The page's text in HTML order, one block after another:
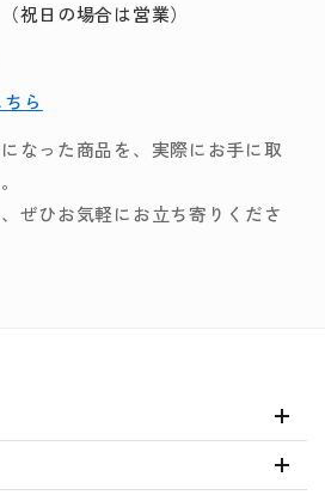
祝日の場合は営業）
ら
なった商品を、実際にお手に取
ぜひお気軽にお立ち寄りくださ